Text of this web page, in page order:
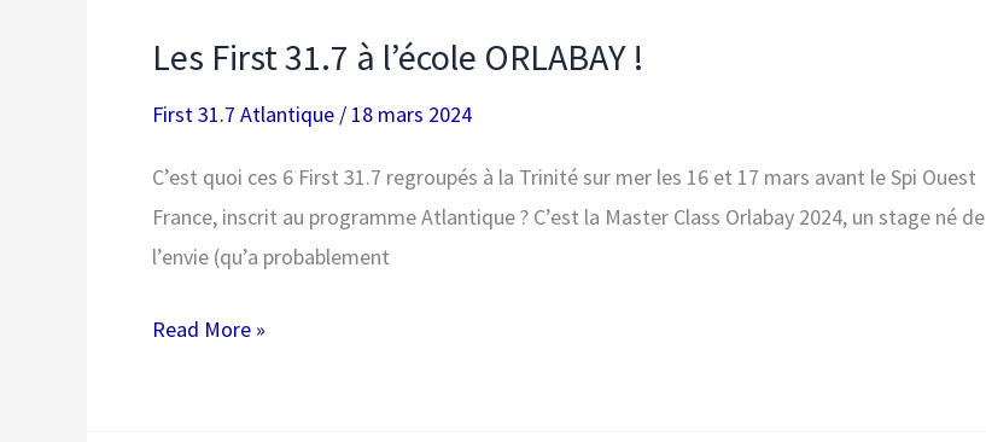
Ouest
France
!
Les First 31.7 à l’école ORLABAY !
First 31.7 Atlantique / 18 mars 2024
C’est quoi ces 6 First 31.7 regroupés à la Trinité sur mer les 16 et 17 mars avant le Spi Ouest
France, inscrit au programme Atlantique ? C’est la Master Class Orlabay 2024, un stage né de
l’envie (qu’a probablement
Les
Read More »